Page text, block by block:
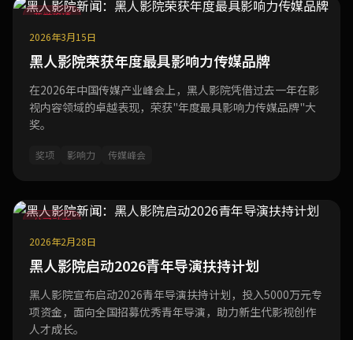
荣誉奖项
2026年3月15日
黑人影院荣获年度最具影响力传媒品牌
在2026年中国传媒产业峰会上，黑人影院凭借过去一年在影
视内容领域的卓越表现，荣获"年度最具影响力传媒品牌"大
奖。
奖项 影响力 传媒峰会
公司动态
2026年2月28日
黑人影院启动2026青年导演扶持计划
黑人影院宣布启动2026青年导演扶持计划，投入5000万元专
项资金，面向全国招募优秀青年导演，助力新生代影视创作
人才成长。